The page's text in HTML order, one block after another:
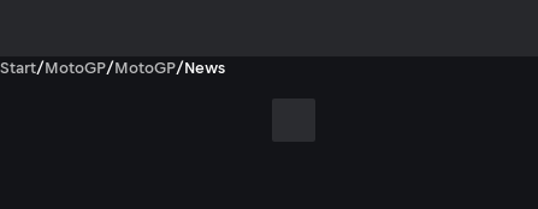
Start/MotoGP/MotoGP/News